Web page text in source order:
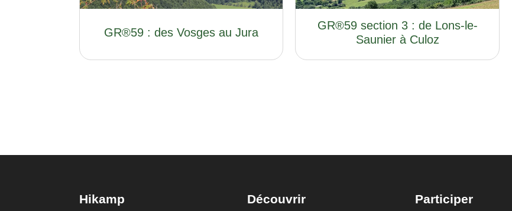
GR®59 : des Vosges au Jura
GR®59 section 3 : de Lons-le-
Saunier à Culoz
Hikamp Découvrir Participer